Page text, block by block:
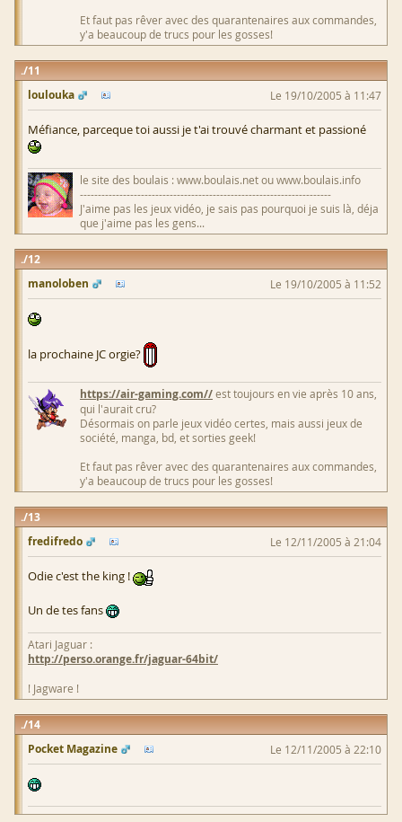
Et faut pas rêver avec des quarantenaires aux commandes,
y'a beaucoup de trucs pour les gosses!
11
loulouka
Le 19/10/2005 à 11:47
Méfiance, parceque toi aussi je t'ai trouvé charmant et passioné
le site des boulais : www.boulais.net ou www.boulais.info
----------------------------------------------------------------------
J'aime pas les jeux vidéo, je sais pas pourquoi je suis là, déja
que j'aime pas les gens...
12
manoloben
Le 19/10/2005 à 11:52
la prochaine JC orgie?
https://air-gaming.com//est toujours en vie après 10 ans,
qui l'aurait cru?
Désormais on parle jeux vidéo certes, mais aussi jeux de
société, manga, bd, et sorties geek!
Et faut pas rêver avec des quarantenaires aux commandes,
y'a beaucoup de trucs pour les gosses!
13
fredifredo
Le 12/11/2005 à 21:04
Odie c'est the king !
Un de tes fans
Atari Jaguar :
http://perso.orange.fr/jaguar-64bit/
! Jagware !
14
Pocket Magazine
Le 12/11/2005 à 22:10